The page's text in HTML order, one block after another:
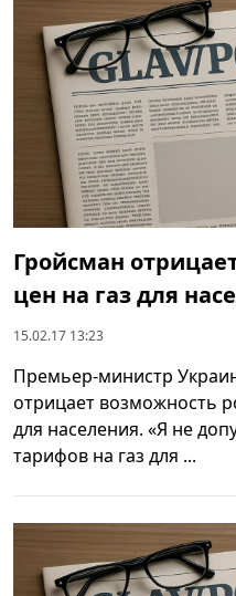
Гройсман
цен на газ для
15.02.17 13:23
Премьер-министр
отрицает возможность
для населения. «Я не
тарифов на газ для ...